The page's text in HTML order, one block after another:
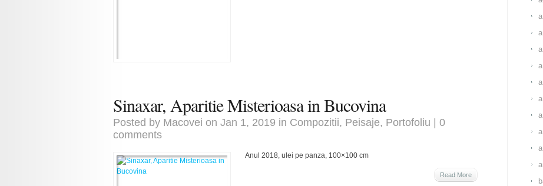
Sinaxar, Aparitie Misterioasa in Bucovina
Posted by Macovei on Jan 1, 2019 in Compozitii, Peisaje, Portofoliu
0
comments
Anul 2018, ulei pe panza, 100×100 cm
Read More